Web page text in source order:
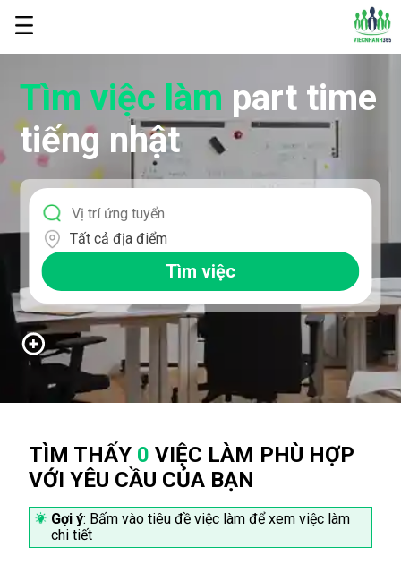
Tìm việc làm part time
tiếng nhật
Tất cả địa điểm
Tìm việc
TÌM THẤY 0 VIỆC LÀM PHÙ HỢP
VỚI YÊU CẦU CỦA BẠN
Gợi ý: Bấm vào tiêu đề việc làm để xem việc làm
chi tiết